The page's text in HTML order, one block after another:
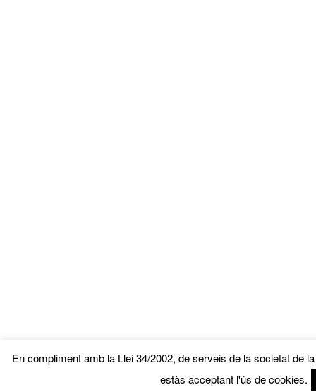
En compliment amb la Llei 34/2002, de serveis de la societat de
estàs acceptant l'ús de cookies.